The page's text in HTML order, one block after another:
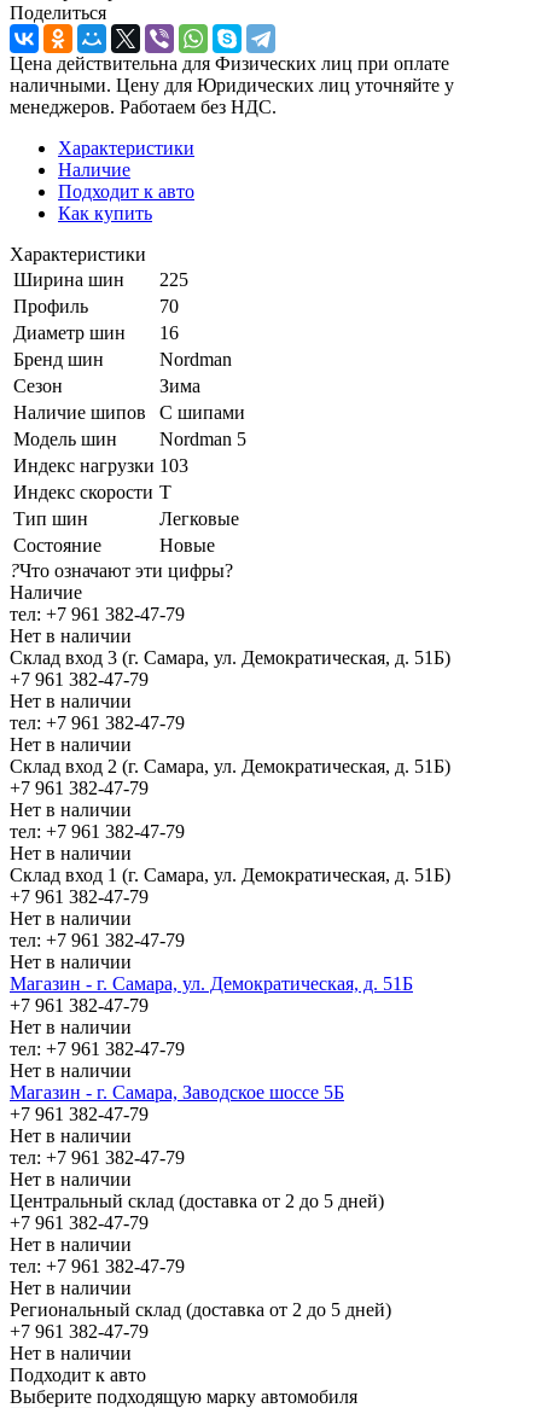
Поделиться
Цена действительна для Физических лиц при оплате
наличными. Цену для Юридических лиц уточняйте у
менеджеров. Работаем без НДС.
Характеристики
Наличие
Подходит к авто
Как купить
Характеристики
Ширина шин
225
Профиль
70
Диаметр шин
16
Бренд шин
Nordman
Сезон
Зима
Наличие шипов
С шипами
Модель шин
Nordman 5
Индекс нагрузки 103
Индекс скорости T
Тип шин
Легковые
Состояние
Новые
?Что означают эти цифры?
Наличие
тел: +7 961 382-47-79
Нет в наличии
Склад вход 3 (г. Самара, ул. Демократическая, д. 51Б)
+7 961 382-47-79
Нет в наличии
тел: +7 961 382-47-79
Нет в наличии
Склад вход 2 (г. Самара, ул. Демократическая, д. 51Б)
+7 961 382-47-79
Нет в наличии
тел: +7 961 382-47-79
Нет в наличии
Склад вход 1 (г. Самара, ул. Демократическая, д. 51Б)
+7 961 382-47-79
Нет в наличии
тел: +7 961 382-47-79
Нет в наличии
Магазин - г. Самара, ул. Демократическая, д. 51Б
+7 961 382-47-79
Нет в наличии
тел: +7 961 382-47-79
Нет в наличии
Магазин - г. Самара, Заводское шоссе 5Б
+7 961 382-47-79
Нет в наличии
тел: +7 961 382-47-79
Нет в наличии
Центральный склад (доставка от 2 до 5 дней)
+7 961 382-47-79
Нет в наличии
тел: +7 961 382-47-79
Нет в наличии
Региональный склад (доставка от 2 до 5 дней)
+7 961 382-47-79
Нет в наличии
Подходит к авто
Выберите подходящую марку автомобиля